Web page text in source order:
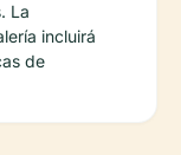
La
incluirá
de